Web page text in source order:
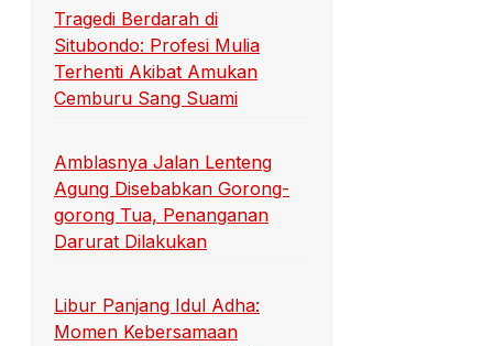
Tragedi Berdarah di
Situbondo: Profesi Mulia
Terhenti Akibat Amukan
Cemburu Sang Suami
Amblasnya Jalan Lenteng
Agung Disebabkan Gorong-
gorong Tua, Penanganan
Darurat Dilakukan
Libur Panjang Idul Adha:
Momen Kebersamaan